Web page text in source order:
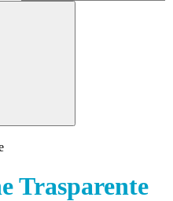
Trasparente